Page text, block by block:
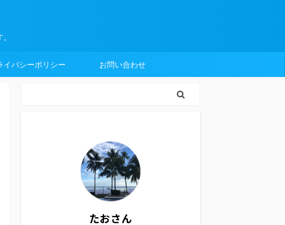
イバシーポリシー お問い合わせ
たおさん